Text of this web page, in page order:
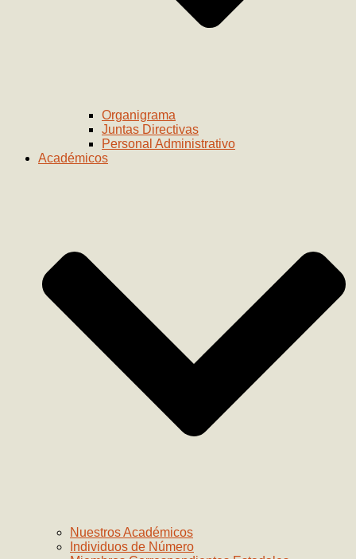
Organigrama
Juntas Directivas
Personal Administrativo
Académicos
Nuestros Académicos
Individuos de Número